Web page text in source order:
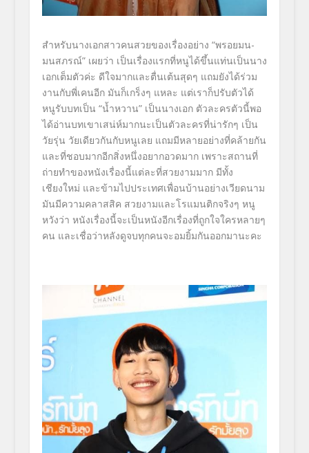
สำหรับนางเอกสาวคนสวยของเรื่องอย่าง “พรอยมน-
มนสภรณ์”เผยว่า เป็นเรื่องแรกที่หนูได้ขึ้นแท่นเป็นนาง
เอกเต็มตัวค่ะ ดีใจมากและตื่นเต้นสุดๆ แถมยังได้ร่วม
งานกับพี่เคนอีก มันก็เกร็งๆ แหละ แต่เราก็ปรับตัวได้
หนูรับบทเป็น “น้ำหวาน” เป็นนางเอก ตัวละครตัวนี้พอ
ได้อ่านบทเขาเสน่ห์มากนะเป็นตัวละครที่น่ารักๆ เป็น
วัยรุ่น วัยเดียวกันกับหนูเลย แถมมีหลายอย่างที่คล้ายกัน
และที่ชอบมากอีกสิ่งหนึ่งอยากอวดมาก เพราะสถานที่
ถ่ายทำของหนังเรื่องนี้แต่ละที่สวยงามมาก มีทั้ง
เชียงใหม่ และข้ามไปประเทศเพื่อนบ้านอย่างเวียดนาม
มันมีความคลาสสิค สวยงามและโรแมนติกจริงๆ หนู
หวังว่า หนังเรื่องนี้จะเป็นหนังอีกเรื่องที่ถูกใจใครหลายๆ
คน และเชื่อว่าหลังดูจบทุกคนจะอมยิ้มกันออกมานะคะ